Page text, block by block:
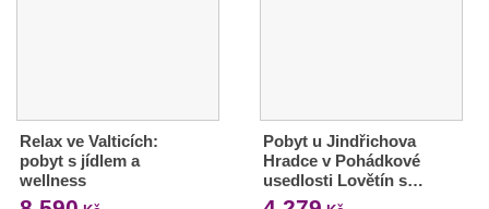
Relax ve Valticích:
pobyt s jídlem a
wellness
Pobyt u Jindřichova
Hradce v Pohádkové
usedlosti Lovětín s…